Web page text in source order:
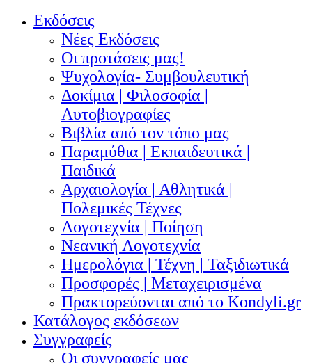
Εκδόσεις
Νέες Εκδόσεις
Οι προτάσεις μας!
Ψυχολογία- Συμβουλευτική
Δοκίμια | Φιλοσοφία |
Αυτοβιογραφίες
Βιβλία από τον τόπο μας
Παραμύθια | Εκπαιδευτικά |
Παιδικά
Αρχαιολογία | Αθλητικά |
Πολεμικές Τέχνες
Λογοτεχνία | Ποίηση
Νεανική Λογοτεχνία
Ημερολόγια | Τέχνη | Ταξιδιωτικά
Προσφορές | Μεταχειρισμένα
Πρακτορεύονται από το Kondyli.gr
Κατάλογος εκδόσεων
Συγγραφείς
Οι συγγραφείς μας